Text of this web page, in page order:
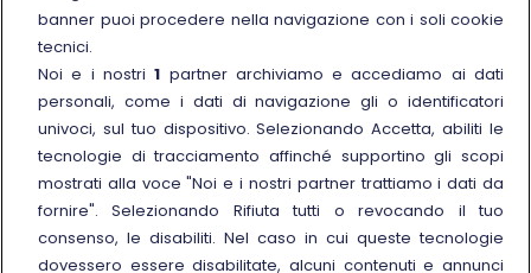
Carriere
Link esterno
La Freccia Mag
Link esterno
Noleggia un treno charter
Viaggi di gruppo
Seguici sui social
banner puoi procedere nella navigazione con i soli cookie
tecnici.
Noi e i nostri1 partner archiviamo e accediamo ai dati
personali, come i dati di navigazione gli o identificatori
univoci, sul tuo dispositivo. Selezionando Accetta, abiliti le
tecnologie di tracciamento affinché supportino gli scopi
mostrati alla voce "Noi e i nostri partner trattiamo i dati da
fornire". Selezionando Rifiuta tutti o revocando il tuo
consenso, le disabiliti. Nel caso in cui queste tecnologie
dovessero essere disabilitate, alcuni contenuti e annunci